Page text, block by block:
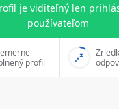
je viditeľný len
používateľom
profil